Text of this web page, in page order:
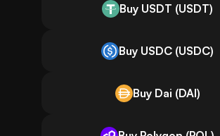
Buy USDT (USDT)
Buy USDC (USDC)
Buy Dai (DAI)